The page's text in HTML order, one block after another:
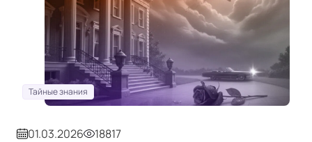
Тайные знания
01.03.2026 18817